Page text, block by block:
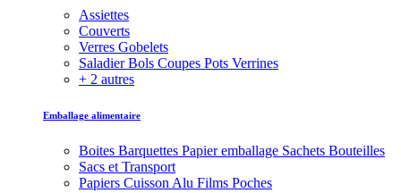
Assiettes
Couverts
Verres Gobelets
Saladier Bols Coupes Pots Verrines
+ 2 autres
Emballage alimentaire
Boites Barquettes Papier emballage Sachets Bouteilles
Sacs et Transport
Papiers Cuisson Alu Films Poches